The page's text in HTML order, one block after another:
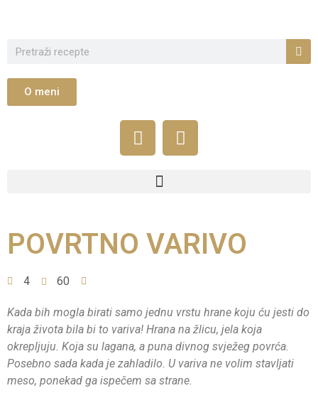
O meni
POVRTNO VARIVO
4 60
Kada bih mogla birati samo jednu vrstu hrane koju ću jesti do
kraja života bila bi to variva! Hrana na žlicu, jela koja
okrepljuju. Koja su lagana, a puna divnog svježeg povrća.
Posebno sada kada je zahladilo. U variva ne volim stavljati
meso, ponekad ga ispečem sa strane.